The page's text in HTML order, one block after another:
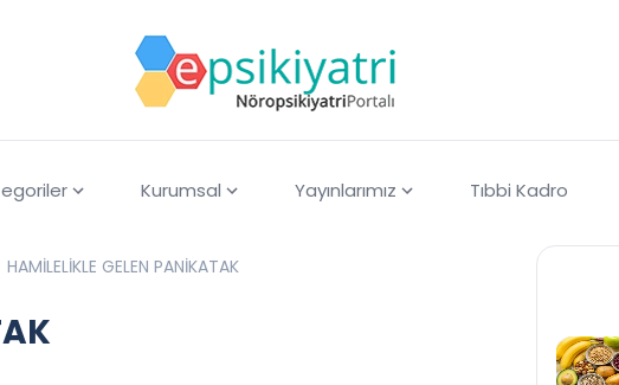
Kurumsal Yayınlarımız Tıbbi Kadro
HAMİLELİKLE GELEN PANİKATAK